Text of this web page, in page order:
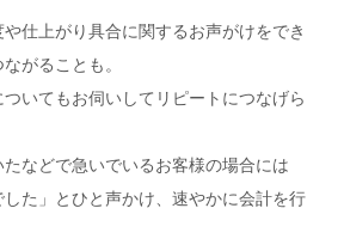
仕上がり具合に関するお声がけをでき
がることも。
いてもお伺いしてリピートにつなげら
などで急いでいるお客様の場合には
した」とひと声かけ、速やかに会計を行